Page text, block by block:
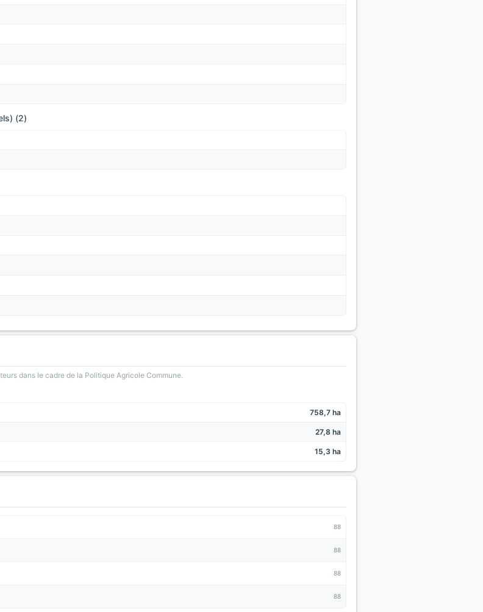
(2)
dans le cadre de la Politique Agricole Commune.
758,7 ha
27,8 ha
15,3 ha
88
88
88
88